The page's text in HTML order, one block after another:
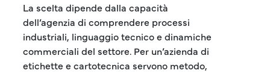
La scelta dipende dalla capacità
dell’agenzia di comprendere processi
industriali, linguaggio tecnico e dinamiche
commerciali del settore. Per un’azienda di
etichette e cartotecnica servono metodo,